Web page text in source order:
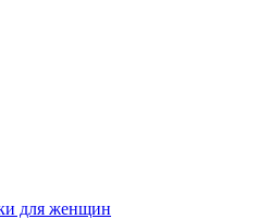
для женщин